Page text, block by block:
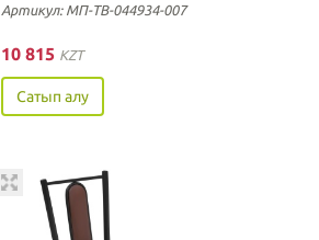
Артикул: МП-ТВ-044934-007
10 815 KZT
Сатып алу